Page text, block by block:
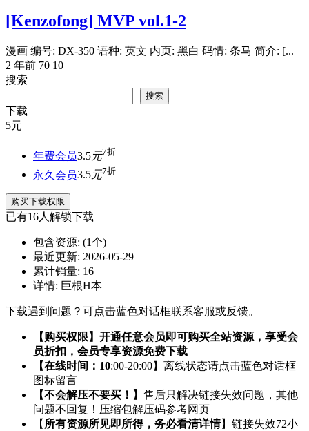
[Kenzofong] MVP vol.1-2
漫画 编号: DX-350 语种: 英文 内页: 黑白 码情: 条马 简介: [...
2 年前 70 10
搜索
搜索
下载
5元
年费会员3.5元7折
永久会员3.5元7折
购买下载权限
已有16人解锁下载
包含资源: (1个)
最近更新: 2026-05-29
累计销量: 16
详情: 巨根H本
下载遇到问题？可点击蓝色对话框联系客服或反馈。
【购买权限】开通任意会员即可购买全站资源，享受会
员折扣，会员专享资源免费下载
【在线时间：10:00-20:00】离线状态请点击蓝色对话框
图标留言
【不会解压不要买！】 售后只解决链接失效问题，其他
问题不回复！压缩包解压码参考网页
【 所有资源所见即所得，务必看清详情】链接失效72小